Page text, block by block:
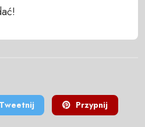
Tweetnij Przypnij